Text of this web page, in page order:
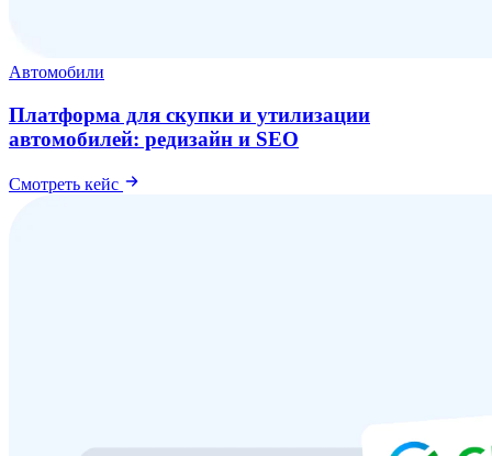
Автомобили
Платформа для скупки и утилизации
автомобилей: редизайн и SEO
Смотреть кейс